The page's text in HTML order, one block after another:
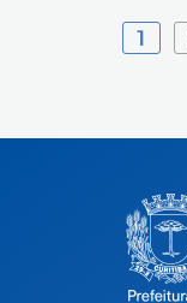
1